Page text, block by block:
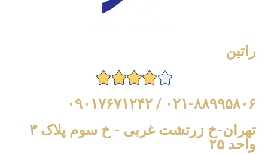
راتین
۰۲۱-۸۸۹۹۵۸۰۶ / ۰۹۰۱۷۶۷۱۲۴۲
تهران-خ زرتشت غربی - خ سوم پلاک ۳
واحد ۲۵